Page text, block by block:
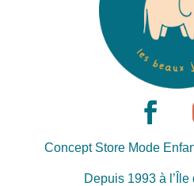
Concept Store Mode
Depuis 1993 à